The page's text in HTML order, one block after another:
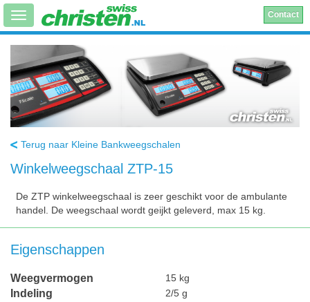
Contact
Terug naar Kleine Bankweegschalen
Winkelweegschaal ZTP-15
De ZTP winkelweegschaal is zeer geschikt voor de ambulante
handel. De weegschaal wordt geijkt geleverd, max 15 kg.
Eigenschappen
Weegvermogen 15 kg
Indeling 2/5 g